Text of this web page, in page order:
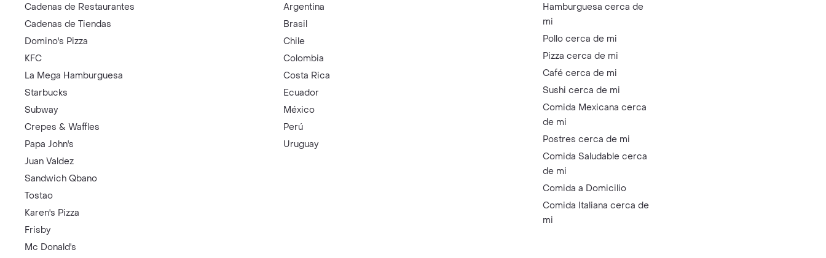
Cadenas de Restaurantes
Cadenas de Tiendas
Domino's Pizza
KFC
La Mega Hamburguesa
Starbucks
Subway
Crepes & Waffles
Papa John's
Juan Valdez
Sandwich Qbano
Tostao
Karen's Pizza
Frisby
Mc Donald's
Argentina
Brasil
Chile
Colombia
Costa Rica
Ecuador
México
Perú
Uruguay
Hamburguesa cerca de
mi
Pollo cerca de mi
Pizza cerca de mi
Café cerca de mi
Sushi cerca de mi
Comida Mexicana cerca
de mi
Postres cerca de mi
Comida Saludable cerca
de mi
Comida a Domicilio
Comida Italiana cerca de
mi